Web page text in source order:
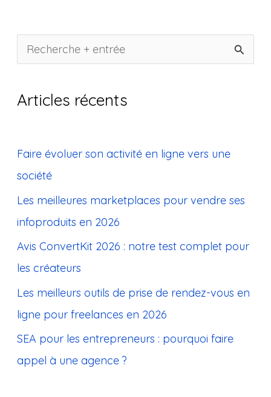
c
r
c
h
e
r
:
Articles récents
Faire évoluer son activité en ligne vers une
société
Les meilleures marketplaces pour vendre ses
infoproduits en 2026
Avis ConvertKit 2026 : notre test complet pour
les créateurs
Les meilleurs outils de prise de rendez-vous en
ligne pour freelances en 2026
SEA pour les entrepreneurs : pourquoi faire
appel à une agence ?